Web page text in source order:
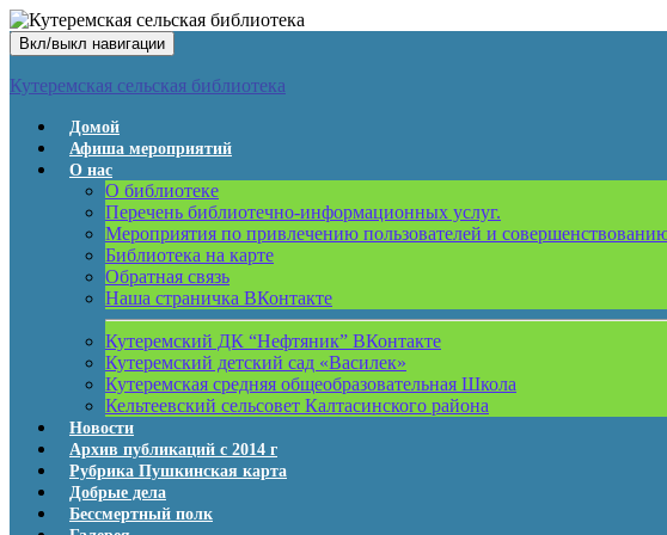
Вкл/выкл навигации
Кутеремская сельская библиотека
Домой
Афиша мероприятий
О нас
О библиотеке
Перечень библиотечно-информационных услуг.
Мероприятия по привлечению пользователей и
Библиотека на карте
Обратная связь
Наша страничка ВКонтакте
Кутеремский ДК “Нефтяник” ВКонтакте
Кутеремский детский сад «Василек»
Кутеремская средняя общеобразовательная Школа
Кельтеевский сельсовет Калтасинского района
Новости
Архив публикаций с 2014 г
Рубрика Пушкинская карта
Добрые дела
Бессмертный полк